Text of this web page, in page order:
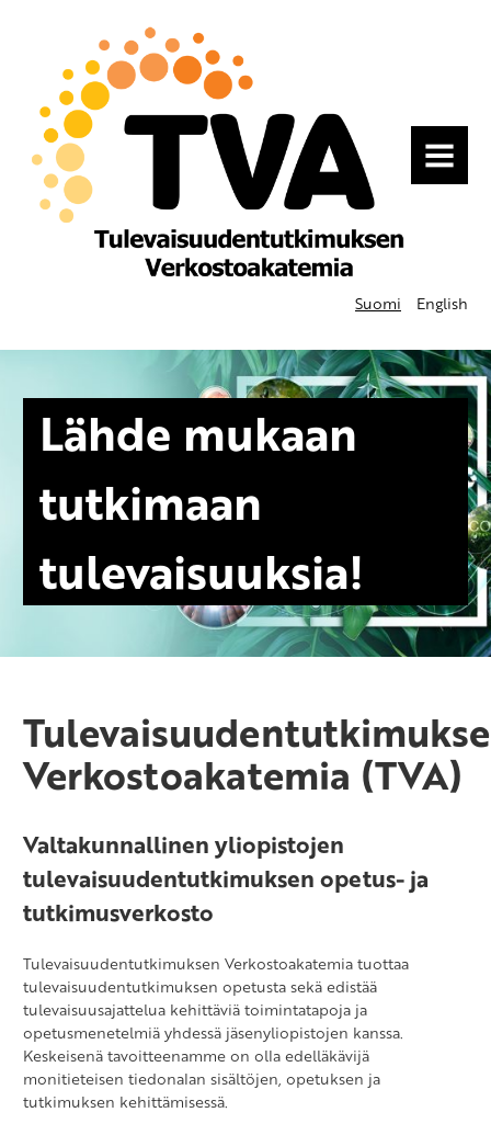
VALIKKO
Suomi English
Lähde mukaan
tutkimaan
tulevaisuuksia!
Verkostoakatemia (TVA)
Valtakunnallinen yliopistojen
tulevaisuudentutkimuksen opetus- ja
tutkimusverkosto
Tulevaisuudentutkimuksen Verkostoakatemia tuottaa
tulevaisuudentutkimuksen opetusta sekä edistää
tulevaisuusajattelua kehittäviä toimintatapoja ja
opetusmenetelmiä yhdessä jäsenyliopistojen kanssa.
Keskeisenä tavoitteenamme on olla edelläkävijä
monitieteisen tiedonalan sisältöjen, opetuksen ja
tutkimuksen kehittämisessä.